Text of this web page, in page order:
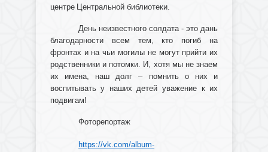
центре
Центральной библиотеки.
День неизвестного солдата - это дань
благодарности всем тем, кто погиб на
фронтах и на чьи могилы не могут прийти их
родственники и потомки. И, хотя мы не знаем
их имена, наш долг – помнить о них и
воспитывать у наших детей уважение к их
подвигам!
Фоторепортаж
https://vk.com/album-